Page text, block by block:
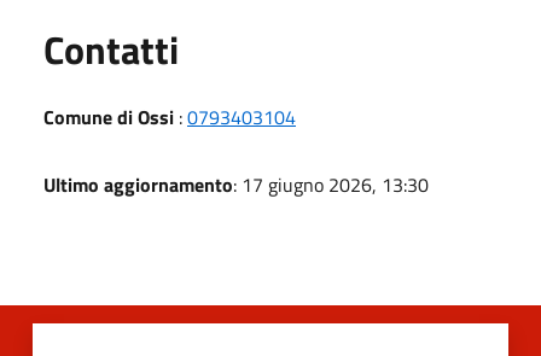
Contatti
Comune di Ossi :0793403104
Ultimo aggiornamento: 17 giugno 2026, 13:30